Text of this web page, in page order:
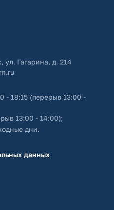
ул. Гагарина, д. 214
- 18:15 (перерыв 13:00 -
13:00 - 14:00);
дни.
данных